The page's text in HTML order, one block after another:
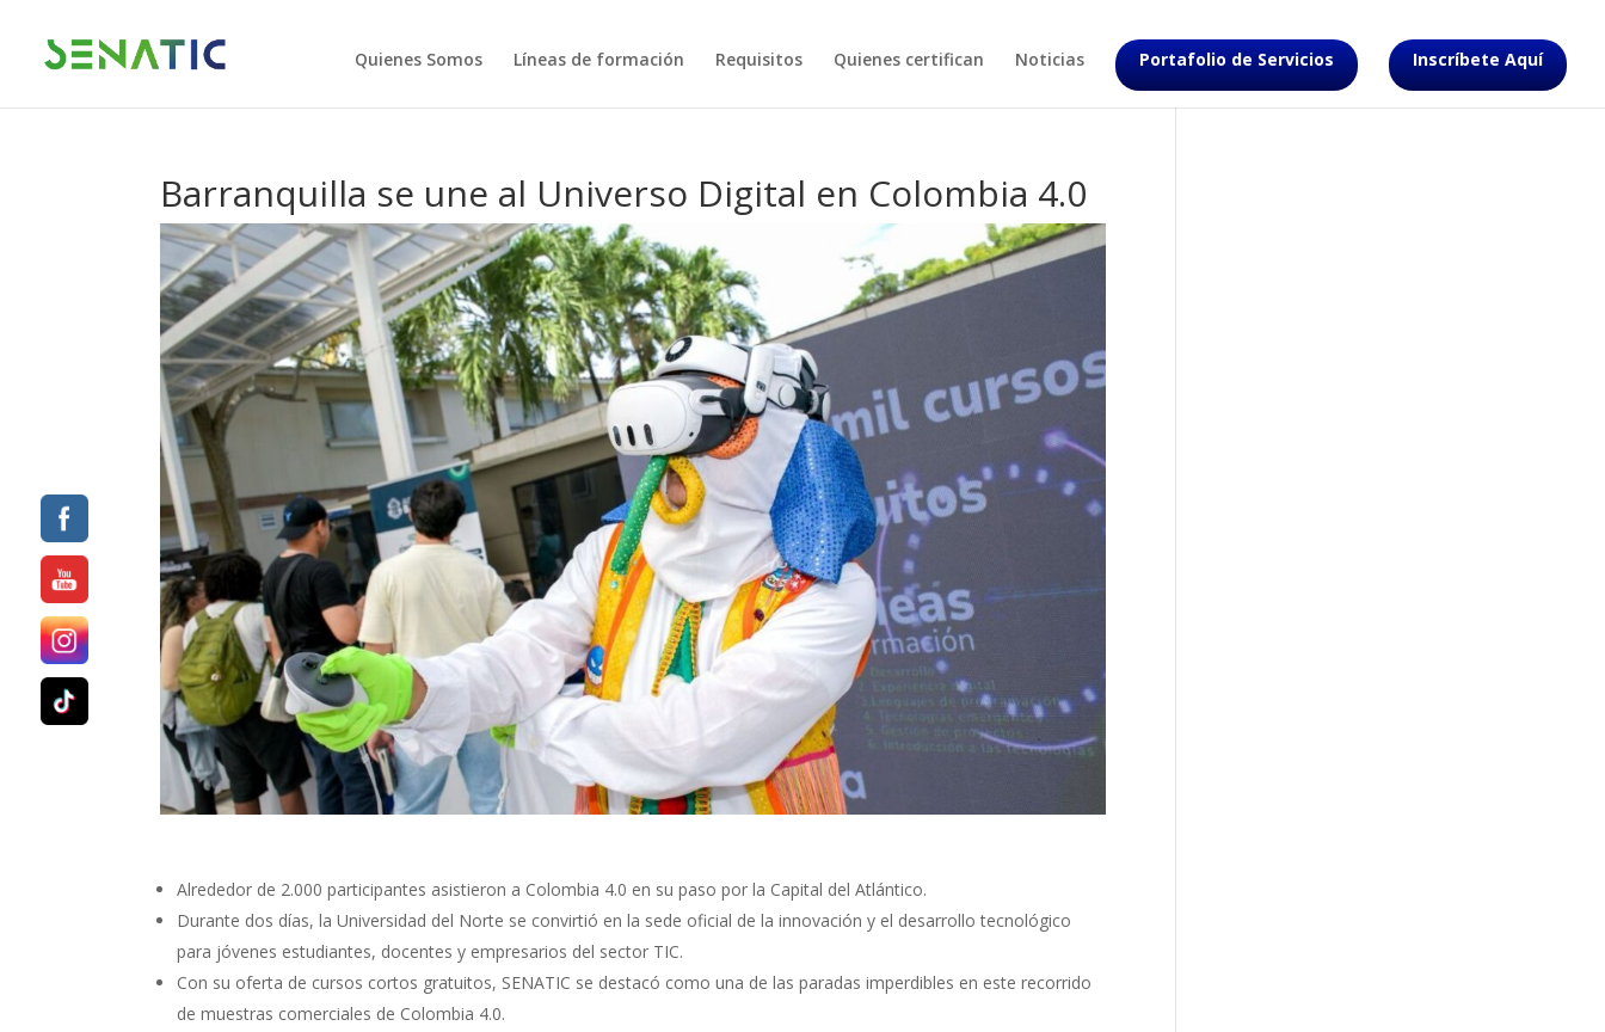
Quienes Somos Líneas de formación Requisitos Quienes certifican Noticias Portafolio de Servicios Inscríbete Aquí
Barranquilla se une al Universo Digital en Colombia 4.0
Alrededor de 2.000 participantes asistieron a Colombia 4.0 en su paso por la Capital del Atlántico.
Durante dos días, la Universidad del Norte se convirtió en la sede oficial de la innovación y el desarrollo tecnológico
para jóvenes estudiantes, docentes y empresarios del sector TIC.
Con su oferta de cursos cortos gratuitos, SENATIC se destacó como una de las paradas imperdibles en este recorrido
de muestras comerciales de Colombia 4.0.